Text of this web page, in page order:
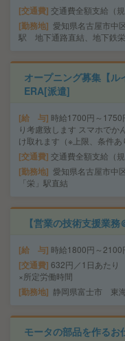
交通費 交通費全額支給（規
勤務地 愛知県名古屋市中
駅 地下通路直結、地下鉄
オープニング募集【
ERA[派遣]
給 与 時給1700円～
り考慮致します スマホでか
け取れます（※上限、条件あ
交通費 交通費全額支給（規
勤務地 愛知県名古屋市中
「栄」駅直結
【営業の技術支援業
給 与 時給1800円～2100
交通費 632円／1日あたり
×所定労働時間
勤務地 静岡県富士市 東
モータの部品を作る